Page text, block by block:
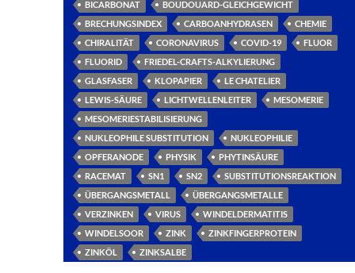
BICARBONAT
BOUDOUARD-GLEICHGEWICHT
BRECHUNGSINDEX
CARBOANHYDRASEN
CHEMIE
CHIRALITÄT
CORONAVIRUS COVID-19
FLUOR
FLUORID
FRIEDEL-CRAFTS-ALKYLIERUNG
GLASFASER
KLOPAPIER
LE CHATELIER
LEWIS-SÄURE
LICHTWELLENLEITER
MESOMERIE
MESOMERIESTABILISIERUNG
NUKLEOPHILE SUBSTITUTION
NUKLEOPHILIE
OPFERANODE
PHYSIK
PHYTINSÄURE
RACEMAT
SN1 SN2
SUBSTITUTIONSREAKTION
ÜBERGANGSMETALL
ÜBERGANGSMETALLE
VERZINKEN
VIRUS
WINDELDERMATITIS
WINDELSOOR
ZINK
ZINKFINGERPROTEIN
ZINKÖL
ZINKSALBE